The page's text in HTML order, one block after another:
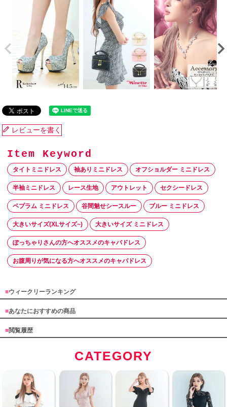
レビューを書く
タイトミニドレス 袖ありミニドレス オフショルダー ミニドレス
半袖ミニドレス レース生地 アウトレット セクシードレス
ペプラム ミニドレス 谷間魅せシースルー ブルー ミニドレス
大きいサイズ(XLサイズ~) 大きいサイズ ミニドレス
ぽっちゃりさんの方へオススメのキャバドレス
お腹周りが気になる方へオススメのキャバドレス
■ウィークリーランキング
■あなたにおすすめの商品
■閲覧履歴
CATEGORY